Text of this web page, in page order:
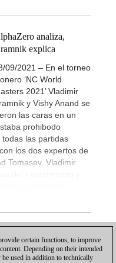
analiza,
explica
09/2021 – En el torneo
‘NC World
2021’ Vladimir
y Vishy Anand se
las caras en un
prohibodo
las partidas
los dos expertos de
Tomasev. Vladimir
certain functions, to improve
Depending on their intended
used in addition to technically